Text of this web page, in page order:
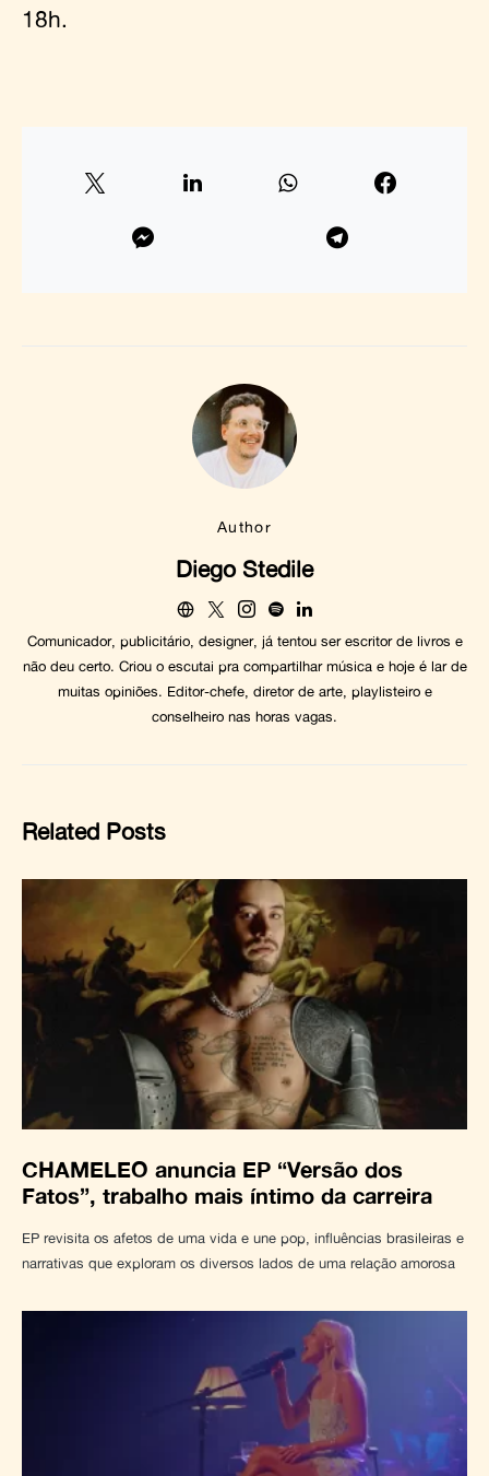
18h.
Author
Diego Stedile
Comunicador, publicitário, designer, já tentou ser escritor de livros e
não deu certo. Criou o escutai pra compartilhar música e hoje é lar de
muitas opiniões. Editor-chefe, diretor de arte, playlisteiro e
conselheiro nas horas vagas.
Related Posts
CHAMELEO anuncia EP “Versão dos
Fatos”, trabalho mais íntimo da carreira
EP revisita os afetos de uma vida e une pop, influências brasileiras e
narrativas que exploram os diversos lados de uma relação amorosa